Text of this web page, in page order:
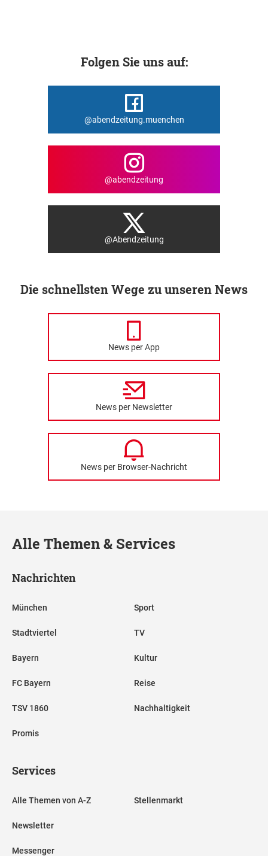
Folgen Sie uns auf:
@abendzeitung.muenchen
@abendzeitung
@Abendzeitung
Die schnellsten Wege zu unseren News
News per App
News per Newsletter
News per Browser-Nachricht
Alle Themen & Services
Nachrichten
München
Stadtviertel
Bayern
FC Bayern
TSV 1860
Promis
Sport
TV
Kultur
Reise
Nachhaltigkeit
Services
Alle Themen von A-Z
Newsletter
Messenger
Stellenmarkt